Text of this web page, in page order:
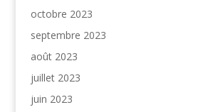
octobre 2023
septembre 2023
août 2023
juillet 2023
juin 2023